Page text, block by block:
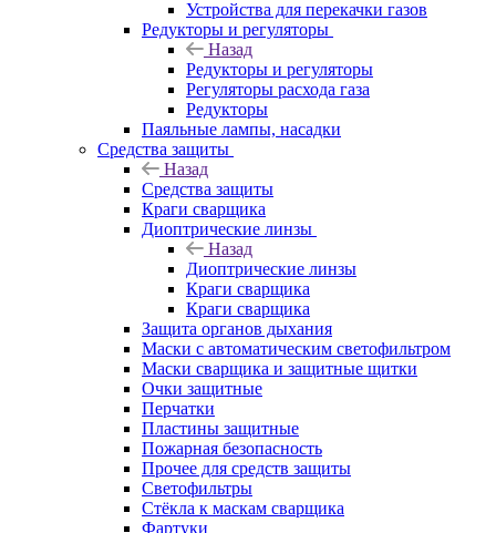
Устройства для перекачки газов
Редукторы и регуляторы
Назад
Редукторы и регуляторы
Регуляторы расхода газа
Редукторы
Паяльные лампы, насадки
Средства защиты
Назад
Средства защиты
Краги сварщика
Диоптрические линзы
Назад
Диоптрические линзы
Краги сварщика
Краги сварщика
Защита органов дыхания
Маски с автоматическим светофильтром
Маски сварщика и защитные щитки
Очки защитные
Перчатки
Пластины защитные
Пожарная безопасность
Прочее для средств защиты
Светофильтры
Стёкла к маскам сварщика
Фартуки